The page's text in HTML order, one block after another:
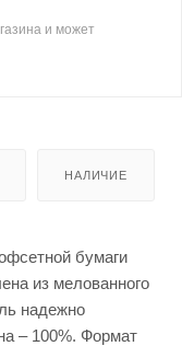
и может
НАЛИЧИЕ
бумаги
из мелованного
надежно
– 100%. Формат